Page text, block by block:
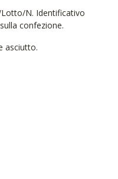
N. Identificativo
confezione.
asciutto.